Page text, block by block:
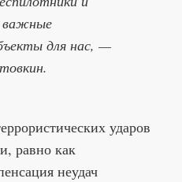
важные
для нас, —
ударов
равно как
неудач